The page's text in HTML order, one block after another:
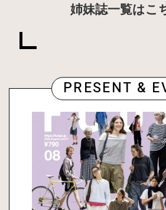
姉妹誌一覧はこ
PRESENT &